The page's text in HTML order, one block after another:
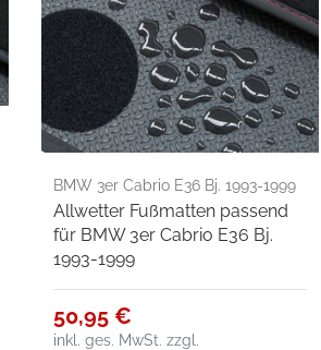
BMW 3er Cabrio E36 Bj. 1993-1999
Allwetter Fußmatten passend
für BMW 3er Cabrio E36 Bj.
1993-1999
50,95 €
inkl. ges. MwSt. zzgl.